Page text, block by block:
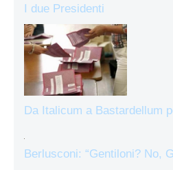
I due Presidenti
Da Italicum a Bastardellum
Berlusconi: “Gentiloni? No,